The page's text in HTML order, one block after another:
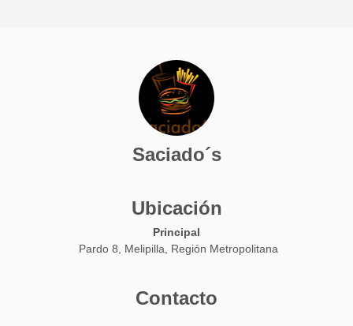
Saciado´s
Ubicación
Principal
Pardo 8, Melipilla, Región Metropolitana
Contacto